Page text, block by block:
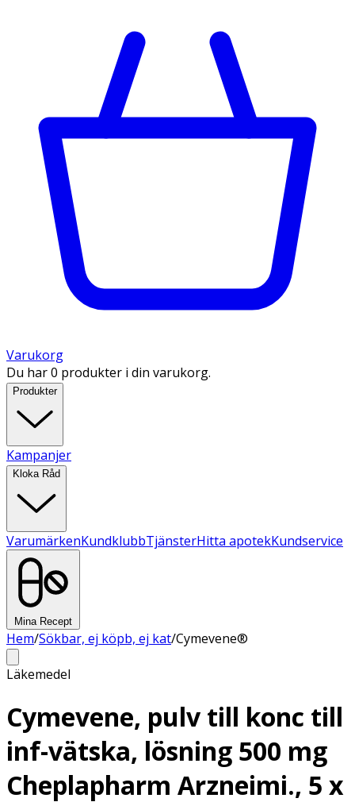
Varukorg
Du har 0 produkter i din varukorg.
Produkter
Kampanjer
Kloka Råd
VarumärkenKundklubbTjänsterHitta apotekKundservice
Mina Recept
Hem/Sökbar, ej köpb, ej kat/Cymevene®
Läkemedel
Cymevene, pulv till konc till
inf-vätska, lösning 500 mg
Cheplapharm Arzneimi., 5 x